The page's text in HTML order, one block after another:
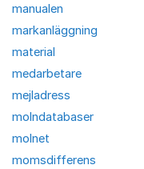
manualen
markanläggning
material
medarbetare
mejladress
molndatabaser
molnet
momsdifferens